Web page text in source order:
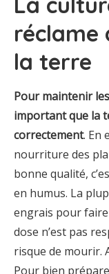
réclame
la terre
Pour maintenir
important que la
correctement. En
nourriture des
bonne qualité,
en humus. La
engrais pour
dose n’est pas
risque de mourir.
Pour bien